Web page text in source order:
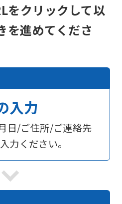
をクリックして以
を進めてくださ
入力
日/ご住所/ご連絡先
力ください。